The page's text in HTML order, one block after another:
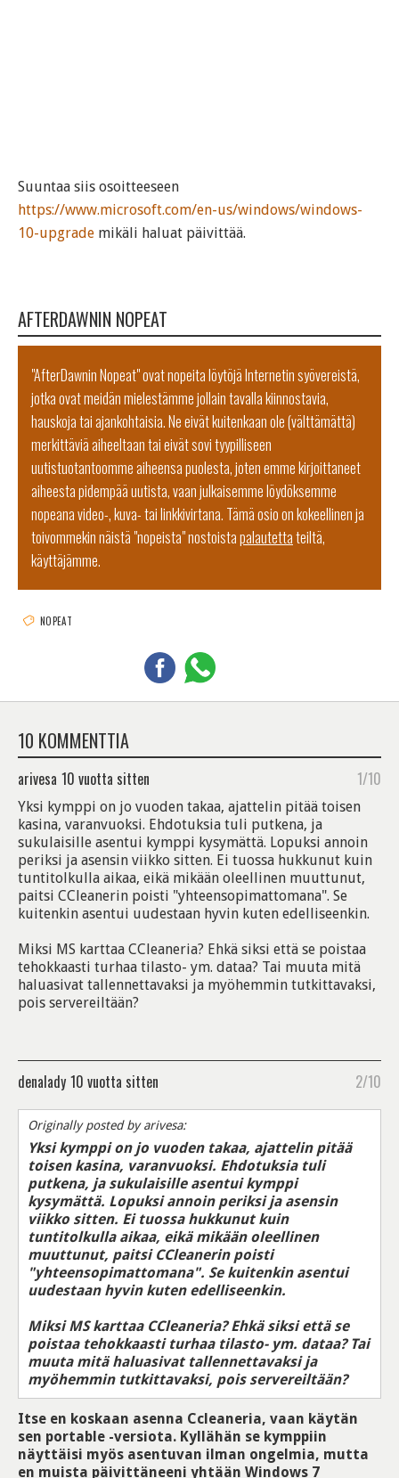
Suuntaa siis osoitteeseen
https://www.microsoft.com/en-us/windows/windows-
10-upgrade mikäli haluat päivittää.
AFTERDAWNIN NOPEAT
"AfterDawnin Nopeat" ovat nopeita löytöjä Internetin syövereistä,
jotka ovat meidän mielestämme jollain tavalla kiinnostavia,
hauskoja tai ajankohtaisia. Ne eivät kuitenkaan ole (välttämättä)
merkittäviä aiheeltaan tai eivät sovi tyypilliseen
uutistuotantoomme aiheensa puolesta, joten emme kirjoittaneet
aiheesta pidempää uutista, vaan julkaisemme löydöksemme
nopeana video-, kuva- tai linkkivirtana. Tämä osio on kokeellinen ja
toivommekin näistä "nopeista" nostoistapalautettateiltä,
käyttäjämme.
NOPEAT
10 KOMMENTTIA
arivesa 10 vuotta sitten 1/10
Yksi kymppi on jo vuoden takaa, ajattelin pitää toisen
kasina, varanvuoksi. Ehdotuksia tuli putkena, ja
sukulaisille asentui kymppi kysymättä. Lopuksi annoin
periksi ja asensin viikko sitten. Ei tuossa hukkunut kuin
tuntitolkulla aikaa, eikä mikään oleellinen muuttunut,
paitsi CCleanerin poisti "yhteensopimattomana". Se
kuitenkin asentui uudestaan hyvin kuten edelliseenkin.
Miksi MS karttaa CCleaneria? Ehkä siksi että se poistaa
tehokkaasti turhaa tilasto- ym. dataa? Tai muuta mitä
haluasivat tallennettavaksi ja myöhemmin tutkittavaksi,
pois servereiltään?
denalady 10 vuotta sitten 2/10
Originally posted by arivesa:
Yksi kymppi on jo vuoden takaa, ajattelin pitää
toisen kasina, varanvuoksi. Ehdotuksia tuli
putkena, ja sukulaisille asentui kymppi
kysymättä. Lopuksi annoin periksi ja asensin
viikko sitten. Ei tuossa hukkunut kuin
tuntitolkulla aikaa, eikä mikään oleellinen
muuttunut, paitsi CCleanerin poisti
"yhteensopimattomana". Se kuitenkin asentui
uudestaan hyvin kuten edelliseenkin.
Miksi MS karttaa CCleaneria? Ehkä siksi että se
poistaa tehokkaasti turhaa tilasto- ym. dataa? Tai
muuta mitä haluasivat tallennettavaksi ja
myöhemmin tutkittavaksi, pois servereiltään?
Itse en koskaan asenna Ccleaneria, vaan käytän
sen portable -versiota. Kyllähän se kymppiin
näyttäisi myös asentuvan ilman ongelmia, mutta
en muista päivittäneeni yhtään Windows 7